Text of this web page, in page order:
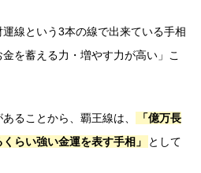
線という3本の線で出来ている手相
を蓄える力・増やす力が高い」こ
ることから、覇王線は、
「億万長
らい強い金運を表す手相」
として